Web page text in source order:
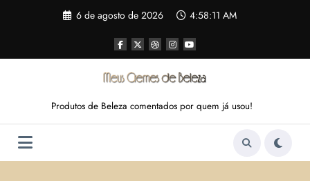
6 de agosto de 2026 4:58:12 AM
Produtos de Beleza comentados por quem já usou!